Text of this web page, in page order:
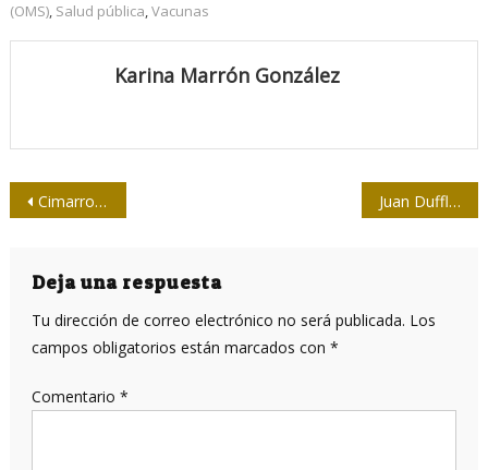
(OMS), Salud pública,Vacunas
Karina Marrón González
Navegación
entradas
Cimarrones a escena (II) Juan Dufflar, fundador de la Mesa Redonda y Cubadebate
Deja una respuesta
Tu dirección de correo electrónico no será publicada. Los
campos obligatorios están marcados con *
Comentario *